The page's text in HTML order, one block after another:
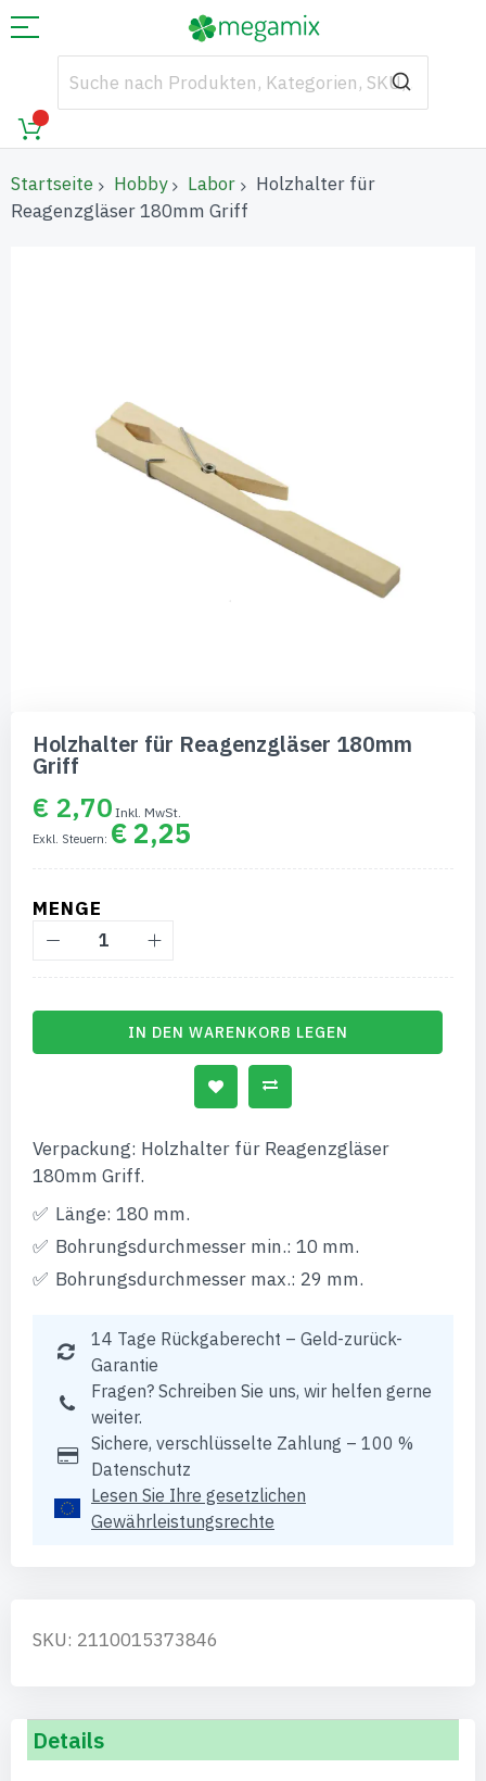
Startseite Hobby Labor
Holzhalter für
Reagenzgläser 180mm Griff
Anfang
Bildgalerie
Holzhalter für Reagenzgläser 180mm
Griff
€ 2,70
€ 2,25
MENGE
IN DEN WARENKORB LEGEN
Verpackung: Holzhalter für Reagenzgläser
180mm Griff.
Länge: 180 mm.
Bohrungsdurchmesser min.: 10 mm.
Bohrungsdurchmesser max.: 29 mm.
14 Tage Rückgaberecht – Geld-zurück-
Garantie
Fragen? Schreiben Sie uns, wir helfen gerne
weiter.
Sichere, verschlüsselte Zahlung – 100 %
Datenschutz
Lesen Sie Ihre gesetzlichen
Gewährleistungsrechte
SKU: 2110015373846
Details